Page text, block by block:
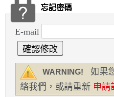
忘記密碼
E-mail
WARNING!
如果
絡我們，或請重新 申請